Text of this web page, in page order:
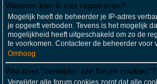
Waarom kan ik niet registreren?
Mogelijk heeft de beheerder je IP-adres
je opgeeft verboden. Tevens is het mogelijk
mogelijkheid heeft uitgeschakeld om zo de
te voorkomen. Contacteer de beheerder voor
Omhoog
Wat doet "verwijder alle forum cookies"?
Verwijder alle forum cookies zorgt dat alle